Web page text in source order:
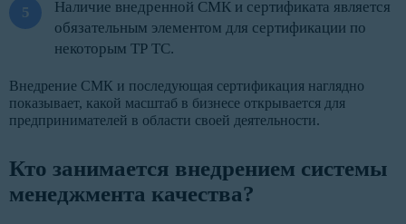
Наличие внедренной СМК и сертификата является
обязательным элементом для сертификации по
некоторым ТР ТС.
Внедрение СМК и последующая сертификация наглядно
показывает, какой масштаб в бизнесе открывается для
предпринимателей в области своей деятельности.
Кто занимается внедрением системы
менеджмента качества?